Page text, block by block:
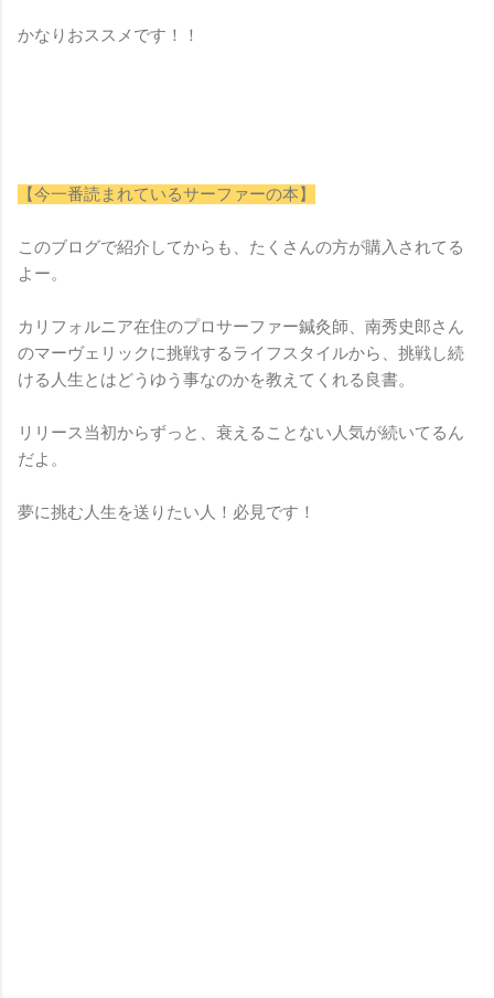
かなりおススメです！！
【今一番読まれているサーファーの本】
このブログで紹介してからも、たくさんの方が購入されてる
よー。
カリフォルニア在住のプロサーファー鍼灸師、南秀史郎さん
のマーヴェリックに挑戦するライフスタイルから、挑戦し続
ける人生とはどうゆう事なのかを教えてくれる良書。
リリース当初からずっと、衰えることない人気が続いてるん
だよ。
夢に挑む人生を送りたい人！必見です！